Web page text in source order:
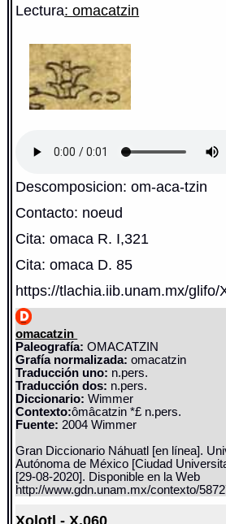
Lectura: omacatzin
Descomposicion: om-aca-tzin
Contacto: noeud
Cita: omaca R. I,321
Cita: omaca D. 85
https://tlachia.iib.unam.mx/glifo/
omacatzin
Paleografía: OMACATZIN
Grafía normalizada: omacatzin
Traducción uno: n.pers.
Traducción dos: n.pers.
Diccionario:Wimmer
Contexto:ômâcatzin *£ n.pers.
Fuente: 2004 Wimmer
Gran Diccionario Náhuatl [en línea].
Autónoma de México [Ciudad
[29-08-2020]. Disponible en la Web
http://www.gdn.unam.mx/contexto/
Xolotl - X.060